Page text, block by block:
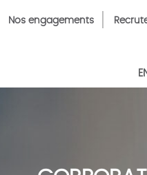
TopNos engagements